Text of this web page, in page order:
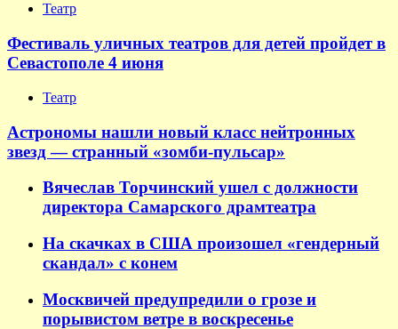
Театр
Фестиваль уличных театров для детей пройдет в
Севастополе 4 июня
Театр
Астрономы нашли новый класс нейтронных
звезд — странный «зомби-пульсар»
Вячеслав Торчинский ушел с должности
директора Самарского драмтеатра
На скачках в США произошел «гендерный
скандал» с конем
Москвичей предупредили о грозе и
порывистом ветре в воскресенье